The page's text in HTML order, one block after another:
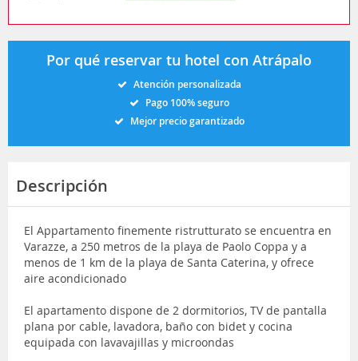
Por qué reservar tu hotel con Atrápalo
Atención personalizada
Pago 100% seguro
Mejor precio garantizado
Descripción
El Appartamento finemente ristrutturato se encuentra en
Varazze, a 250 metros de la playa de Paolo Coppa y a
menos de 1 km de la playa de Santa Caterina, y ofrece
aire acondicionado
El apartamento dispone de 2 dormitorios, TV de pantalla
plana por cable, lavadora, baño con bidet y cocina
equipada con lavavajillas y microondas